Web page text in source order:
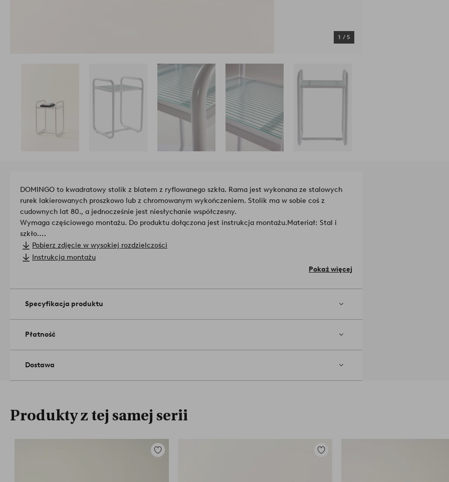
1 / 5
DOMINGO to kwadratowy stolik z blatem z ryflowanego szkła. Rama jest wykonana ze stalowych
rurek lakierowanych proszkowo lub z chromowanym wykończeniem. Stolik ma w sobie coś z
cudownych lat 80., a jednocześnie jest niesłychanie współczesny.
Wymaga częściowego montażu. Do produktu dołączona jest instrukcja montażu.Materiał: Stal i
szkło.
Wymiary produktu: Wysokość 60,5 cm, 40x40 cm. Średnica stalowych rurek 2,5 cm. Grubość szkła:
8 mm.
Wskazówki/rady: Jeżeli Twoja podłoga jest podatna na uszkodzenia, zalecamy użycie podkładek
pod meble lub innej formy ochrony w miejscach, w których meble stykają się z podłogą.
Pobierz zdjęcie w wysokiej rozdzielczości
Instrukcja montażu
Pokaż więcej
Specyfikacja produktu
Płatność
Dostawa
Produkty z tej samej serii
Dodaj
Dodaj